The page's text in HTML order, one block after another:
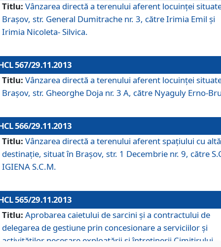
Titlu: Vânzarea directă a terenului aferent locuinţei
Braşov, str. General Dumitrache nr. 3, către Irimia Emil şi
Irimia Nicoleta- Silvica.
567/29.11.2013
Titlu: Vânzarea directă a terenului aferent locuinţei
Braşov, str. Gheorghe Doja nr. 3 A, către Nyaguly Erno-
566/29.11.2013
Titlu: Vânzarea directă a terenului aferent spaţiului cu altă
destinaţie, situat în Braşov, str. 1 Decembrie nr. 9, către
IGIENA S.C.M.
565/29.11.2013
Titlu: Aprobarea caietului de sarcini şi a contractului de
delegarea de gestiune prin concesionare a serviciilor şi
activităţilor necesare exploatării şi întreţinerii Cimitirului